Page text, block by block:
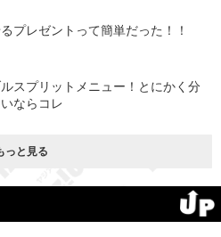
プレゼントって簡単だった！！
スプリットメニュー！とにかく分
ならコレ
っと見る